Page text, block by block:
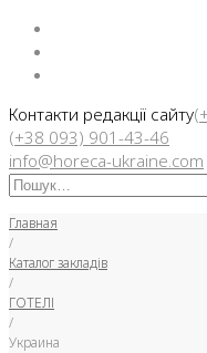
Контакти редакції сайту
(+38 093) 901-43-46
info@horeca-ukraine.com
Искать:
Главная
/
Каталог закладів
/
ГОТЕЛІ
/
Украина